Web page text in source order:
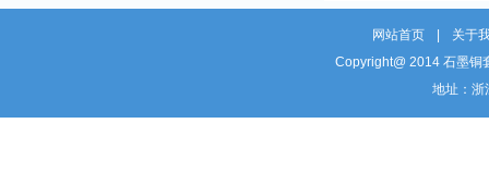
网站首页
关于
Copyright@ 2014 石墨铜
地址：